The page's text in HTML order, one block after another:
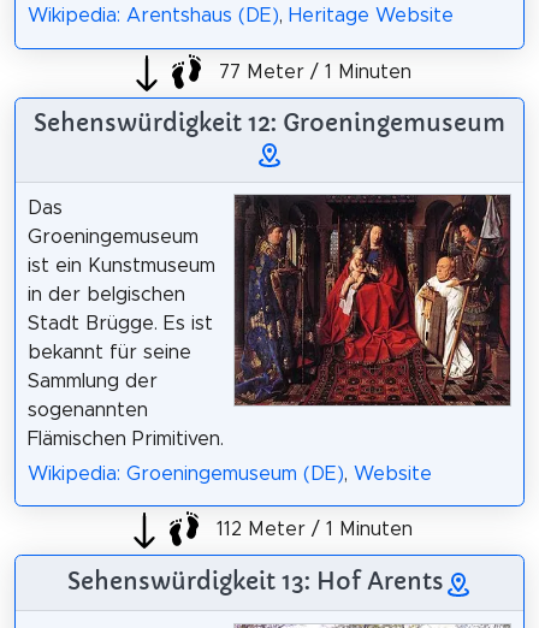
Wikipedia: Arentshaus (DE), Heritage Website
77 Meter / 1 Minuten
Sehenswürdigkeit 12: Groeningemuseum
Das
Groeningemuseum
ist ein Kunstmuseum
in der belgischen
Stadt Brügge. Es ist
bekannt für seine
Sammlung der
sogenannten
Flämischen Primitiven.
Wikipedia: Groeningemuseum (DE), Website
112 Meter / 1 Minuten
Sehenswürdigkeit 13: Hof Arents